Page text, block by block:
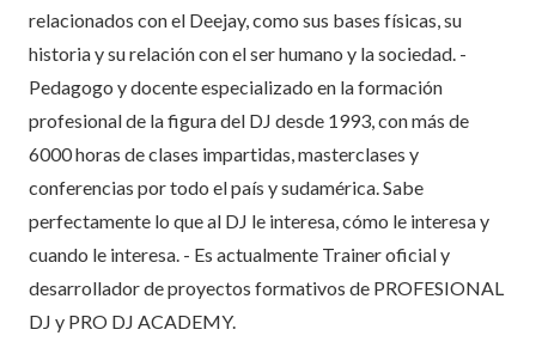
relacionados con el Deejay, como sus bases físicas, su
historia y su relación con el ser humano y la sociedad. -
Pedagogo y docente especializado en la formación
profesional de la figura del DJ desde 1993, con más de
6000 horas de clases impartidas, masterclases y
conferencias por todo el país y sudamérica. Sabe
perfectamente lo que al DJ le interesa, cómo le interesa y
cuando le interesa. - Es actualmente Trainer oficial y
desarrollador de proyectos formativos de PROFESIONAL
DJ y PRO DJ ACADEMY.